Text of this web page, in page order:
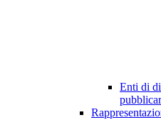
Enti di